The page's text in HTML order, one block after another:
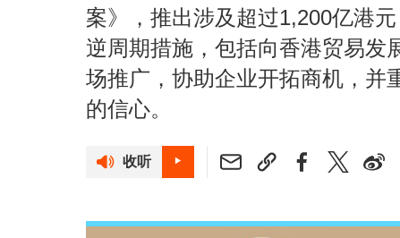
案》，推出涉及超过1,200亿港
逆周期措施，包括向香港贸易发
场推广，协助企业开拓商机，并
的信心。
收听